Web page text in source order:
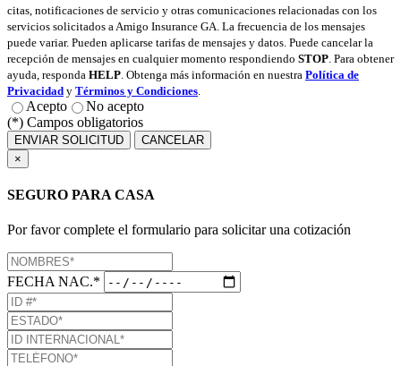
citas, notificaciones de servicio y otras comunicaciones relacionadas con los
servicios solicitados a Amigo Insurance GA. La frecuencia de los mensajes
puede variar. Pueden aplicarse tarifas de mensajes y datos. Puede cancelar la
recepción de mensajes en cualquier momento respondiendo STOP . Para obtener
ayuda, responda HELP . Obtenga más información en nuestra Política de
Privacidad y Términos y Condiciones
Acepto
No acepto
(*) Campos obligatorios
ENVIAR SOLICITUD
CANCELAR
×
SEGURO PARA CASA
Por favor complete el formulario para solicitar una cotización
FECHA NAC.*